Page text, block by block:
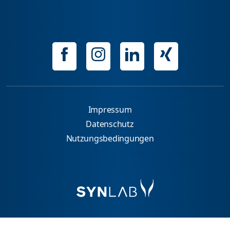
Impressum
Datenschutz
Nutzungsbedingungen